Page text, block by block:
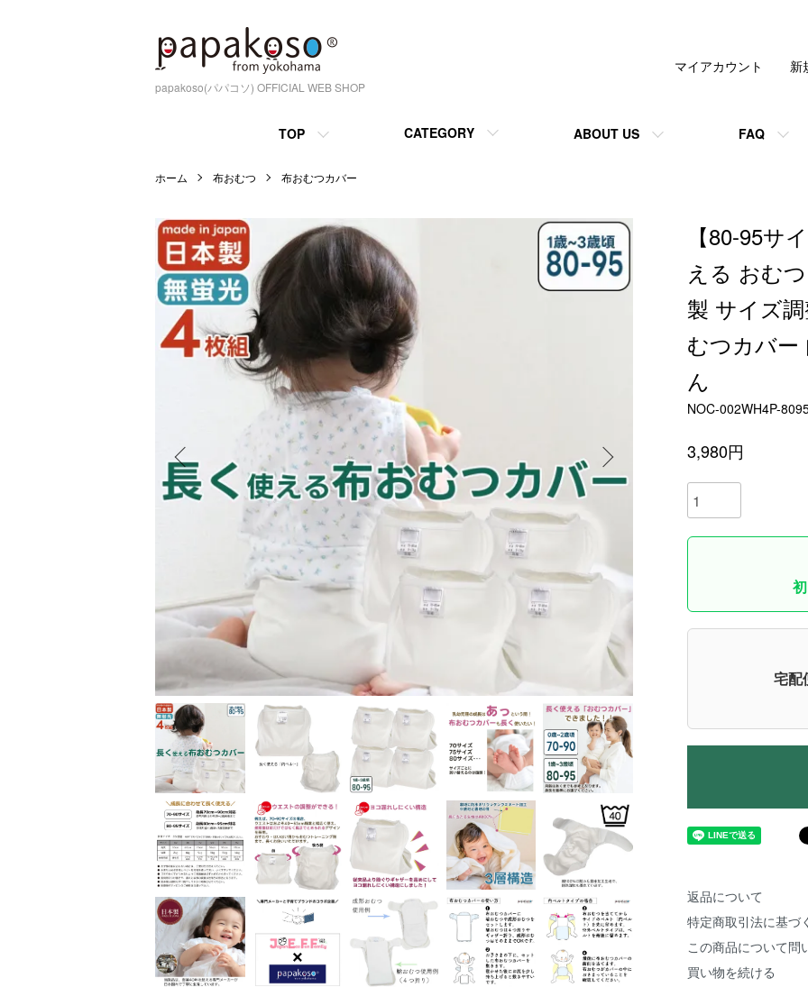
papakoso(パパコソ) OFFICIAL WEB SHOP
TOP CATEGORY ABOUT US FAQ
マイアカウント 新
ホーム 布おむつ 布おむつカバー
【80-95サ
える おむ
製 サイズ
むつカバー
ん
NOC-002WH4P-
3,980円
宅配
返品について
特定商取引法に基づ
この商品について問
買い物を続ける